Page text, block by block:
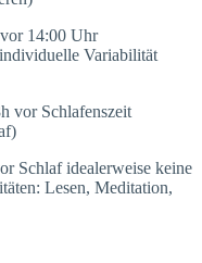
14:00 Uhr
Variabilität
vor Schlafenszeit
Schlaf idealerweise keine
Lesen, Meditation,